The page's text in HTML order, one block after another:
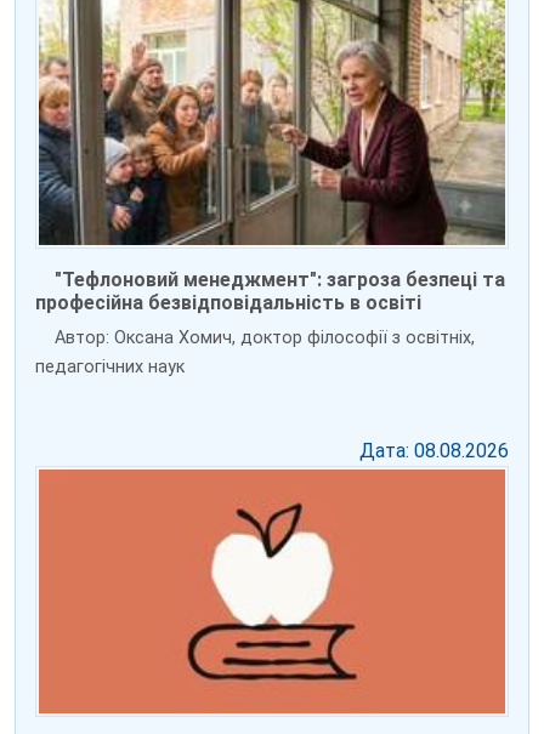
"Тефлоновий менеджмент": загроза безпеці та
професійна безвідповідальність в освіті
Автор: Оксана Хомич, доктор філософії з освітніх,
педагогічних наук
Дата: 08.08.2026